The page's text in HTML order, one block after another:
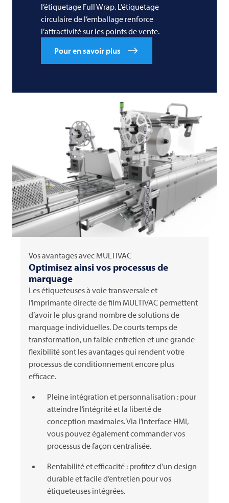
l’étiquetage Full Wrap. L’étiquetage
circulaire de l’emballage renforce
l’attractivité sur les points de vente.
Pour en savoir plus
Vos avantages avec MULTIVAC
Optimisez ainsi vos processus de
marquage
Les étiqueteuses à voie transversale et
l’imprimante directe de film MULTIVAC permettent
d’avoir le plus grand nombre de solutions de
marquage individuelles. De courts temps de
transformation, un faible entretien et une grande
flexibilité sont les avantages qui rendent votre
processus de conditionnement encore plus
efficace.
Pleine intégration et personnalisation : pour
atteindre l’intégrité et la liberté de
conception maximales. Via l’interface HMI,
vous pouvez également commander vos
processus de façon centralisée.
Rentabilité et efficacité : profitez d’un design
durable et facile d’entretien pour vos
étiqueteuses intégrées.